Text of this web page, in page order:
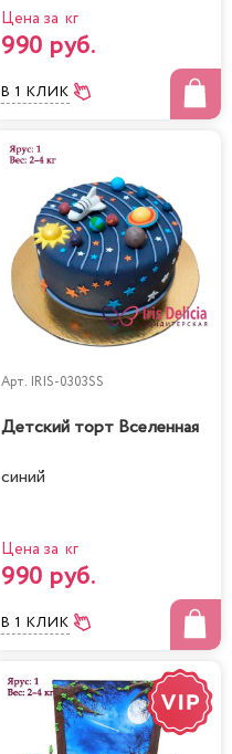
Цена за кг
990 руб.
В 1 КЛИК
Арт. IRIS-0303SS
Детский торт Вселенная
синий
Цена за кг
990 руб.
В 1 КЛИК